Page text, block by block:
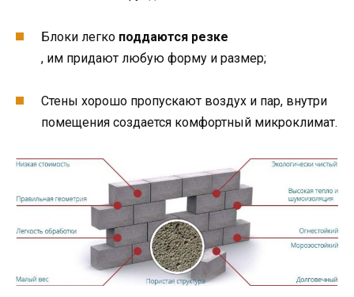
Блоки легко поддаются резке
, им придают любую форму и размер;
Стены хорошо пропускают воздух и пар, внутри
помещения создается комфортный микроклимат.